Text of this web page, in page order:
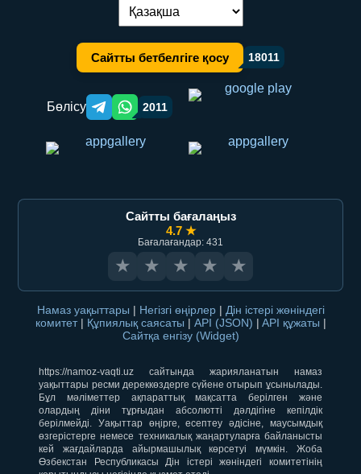
Тілді ауыстыру:
Сайтты бетбелгіге қосу 18011
Бөлісу Telegram orqali ulashish
WhatsApp orqali ulashish
2011
Сайтты бағалаңыз
4.7 ★
Бағалағандар: 431
★ ★ ★ ★ ★
Намаз уақыттары | Негізгі өңірлер | Дін істері жөніндегі
комитет | Құпиялық саясаты | API (JSON) | API құжаты |
Сайтқа енгізу (Widget)
https://namoz-vaqti.uz сайтында жарияланатын намаз
уақыттары ресми дереккөздерге сүйене отырып ұсынылады.
Бұл мәліметтер ақпараттық мақсатта берілген және
олардың діни тұрғыдан абсолютті дәлдігіне кепілдік
берілмейді. Уақыттар өңірге, есептеу әдісіне, маусымдық
өзгерістерге немесе техникалық жаңартуларға байланысты
кей жағдайларда айырмашылық көрсетуі мүмкін. Жоба
Өзбекстан Республикасы Дін істері жөніндегі комитетінің